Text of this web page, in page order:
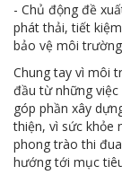
MTS:
Đồng
MTS: Sự
- Chủ động đề
phát thải, tiết
bảo vệ môi
Chung tay vì môi
đầu từ những
góp phần xây
thiện, vì sức khỏe
phong trào thi đua
hướng tới mục